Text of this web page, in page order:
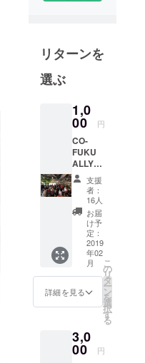
リターンを
選ぶ
1,0
00 円
CO-
FUKU
ALLY10
00 ー
CO-
FUKU
を応援
してく
ださる
方－ お
礼状をE
メール
でお届
けしま
す。 ・
こんな
すすめ
リデ
ザイン
支援
者：
16人
お届
け予
定：
2019
年02
月
詳細を見る
こ
の
リ
タ
ー
ン
を
選
択
す
る
3,0
00 円